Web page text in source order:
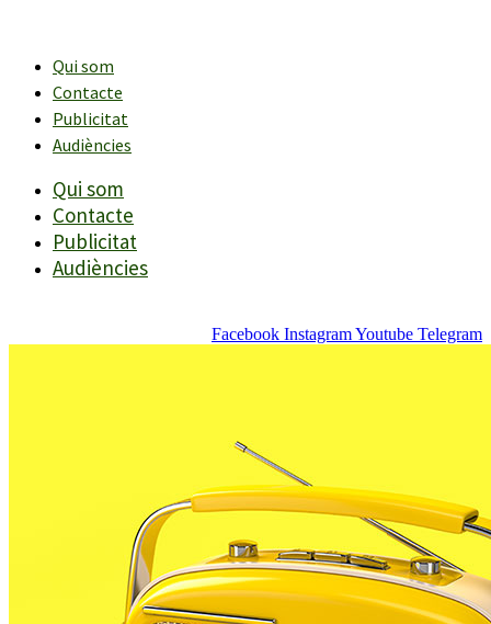
contingutQui som
Contacte
Publicitat
Audiències
Qui som
Contacte
Publicitat
Audiències
Facebook InstagramYoutube Telegram